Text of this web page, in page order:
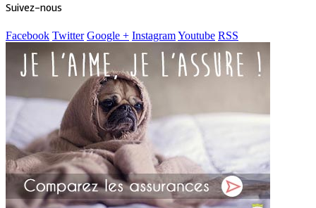
Suivez-nous
Facebook Twitter Google + InstagramYoutube RSS